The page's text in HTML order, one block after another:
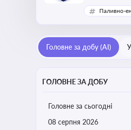
Паливно-
Головне за добу (AI)
ГОЛОВНЕ ЗА ДОБУ
Головне за сьогодні
08 серпня 2026